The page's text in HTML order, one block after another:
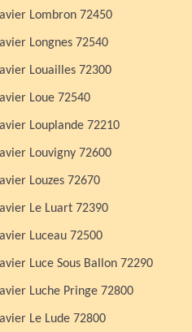
Lombron 72450
Longnes 72540
Louailles 72300
Loue 72540
Louplande 72210
Louvigny 72600
Louzes 72670
Le Luart 72390
Luceau 72500
Luce Sous Ballon 72290
Luche Pringe 72800
Le Lude 72800